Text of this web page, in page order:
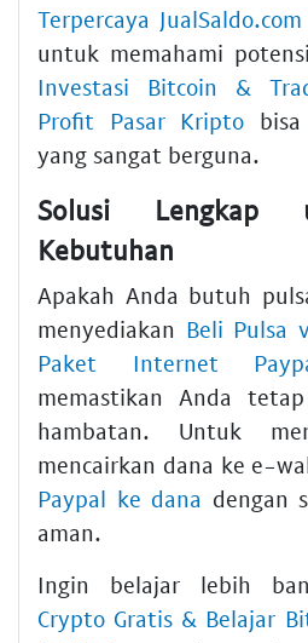
Terpercaya
untuk memahami
Investasi Bitcoin &
Profit Pasar Kripto
yang sangat berguna.
Solusi Lengkap
Kebutuhan
Apakah Anda butuh
menyediakan Beli Pulsa
Paket Internet
memastikan Anda
hambatan. Untuk
mencairkan dana ke e-
Paypal ke dana dengan
aman.
Ingin belajar lebih
Crypto Gratis & Belajar